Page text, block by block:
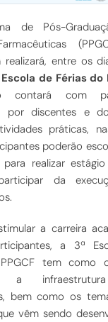
de Pós-
realizará, entre os
de Férias do
contará com
por discentes e
práticas,
poderão
para realizar
da
a carreira
a 3ª
tem como
a
bem como os
vêm sendo